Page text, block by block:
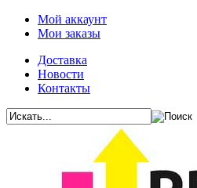
Мой аккаунт
Мои заказы
Доставка
Новости
Контакты